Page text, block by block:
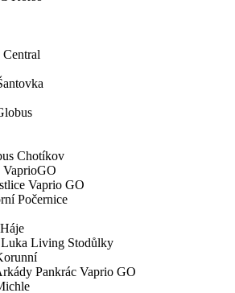
Chotíkov
VaprioGO
Vaprio GO
Počernice
Luka Living Stodůlky
Pankrác Vaprio GO